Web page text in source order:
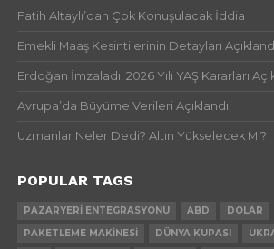
Fatih Altaylı’dan Çok Konuşulacak İddia
Emekli Maaş Kesintilerinin Detayları
Erdoğan İmzaladı! 2026 Yılı YAŞ Kararları
Avrupa’da Büyüme Verileri Açıklandı
Uzmanlar Neler Dedi? Altın Yükselecek Mi?
POPULAR TAGS
PAZARYERI ENTEGRASYONU ABD
DOLAR
PAKETLEME MAKINESI
DÜNYA KUPASI